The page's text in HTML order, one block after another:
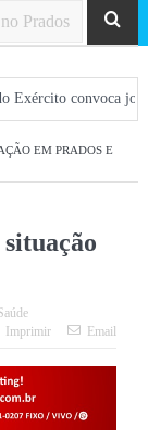
jovens
EM PRADOS E
Imprimir
Email